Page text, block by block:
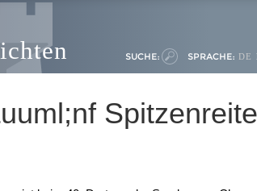
SUCHE: SPRACHE: DE